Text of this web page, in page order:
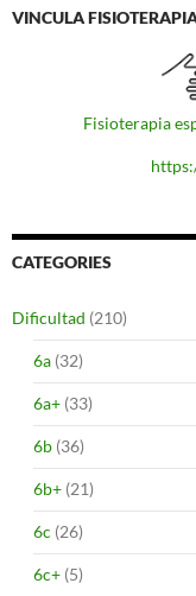
VINCULA
Fisioterapia
CATEGORIES
Dificultad (210)
6a (32)
6a+ (33)
6b (36)
6b+ (21)
6c (26)
6c+ (5)